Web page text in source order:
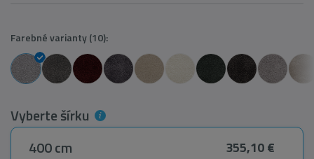
Farebné varianty (10):
Vyberte šírku
400 cm
355,10 €